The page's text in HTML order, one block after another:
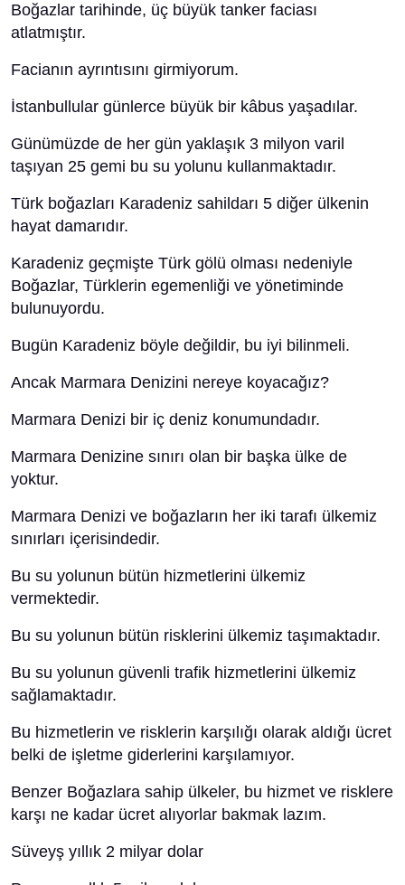
Boğazlar tarihinde, üç büyük tanker faciası
atlatmıştır.
Facianın ayrıntısını girmiyorum.
İstanbullular günlerce büyük bir kâbus yaşadılar.
Günümüzde de her gün yaklaşık 3 milyon varil
taşıyan 25 gemi bu su yolunu kullanmaktadır.
Türk boğazları Karadeniz sahildarı 5 diğer ülkenin
hayat damarıdır.
Karadeniz geçmişte Türk gölü olması nedeniyle
Boğazlar, Türklerin egemenliği ve yönetiminde
bulunuyordu.
Bugün Karadeniz böyle değildir, bu iyi bilinmeli.
Ancak Marmara Denizini nereye koyacağız?
Marmara Denizi bir iç deniz konumundadır.
Marmara Denizine sınırı olan bir başka ülke de
yoktur.
Marmara Denizi ve boğazların her iki tarafı ülkemiz
sınırları içerisindedir.
Bu su yolunun bütün hizmetlerini ülkemiz
vermektedir.
Bu su yolunun bütün risklerini ülkemiz taşımaktadır.
Bu su yolunun güvenli trafik hizmetlerini ülkemiz
sağlamaktadır.
Bu hizmetlerin ve risklerin karşılığı olarak aldığı ücret
belki de işletme giderlerini karşılamıyor.
Benzer Boğazlara sahip ülkeler, bu hizmet ve risklere
karşı ne kadar ücret alıyorlar bakmak lazım.
Süveyş yıllık 2 milyar dolar